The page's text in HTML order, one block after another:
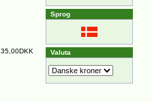
35,00DKK
Sprog
Valuta